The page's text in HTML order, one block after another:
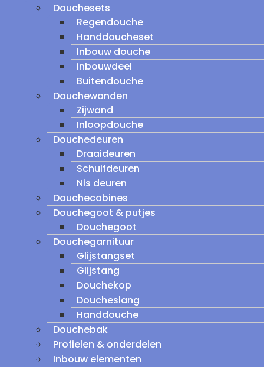
Douchesets
Regendouche
Handdoucheset
Inbouw douche
inbouwdeel
Buitendouche
Douchewanden
Zijwand
Inloopdouche
Douchedeuren
Draaideuren
Schuifdeuren
Nis deuren
Douchecabines
Douchegoot & putjes
Douchegoot
Douchegarnituur
Glijstangset
Glijstang
Douchekop
Doucheslang
Handdouche
Douchebak
Profielen & onderdelen
Inbouw elementen